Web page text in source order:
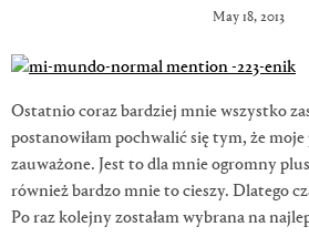
May 18, 2013
Ostatnio coraz bardziej mnie wszystko
postanowiłam pochwalić się tym, że moje
zauważone. Jest to dla mnie ogromny
również bardzo mnie to cieszy. Dlatego
Po raz kolejny zostałam wybrana na